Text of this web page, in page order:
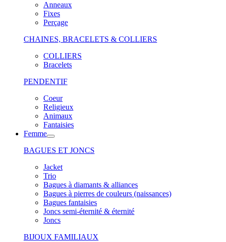
Anneaux
Fixes
Perçage
CHAINES, BRACELETS & COLLIERS
COLLIERS
Bracelets
PENDENTIF
Coeur
Religieux
Animaux
Fantaisies
Femme
BAGUES ET JONCS
Jacket
Trio
Bagues à diamants & alliances
Bagues à pierres de couleurs (naissances)
Bagues fantaisies
Joncs semi-éternité & éternité
Joncs
BIJOUX FAMILIAUX